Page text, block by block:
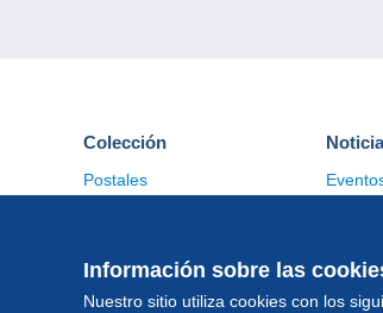
Información sobre las
Nuestro sitio utiliza cookies con los
Colección
Postales
Otras colecciones